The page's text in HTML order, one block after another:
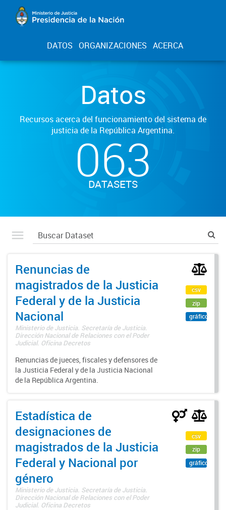
DATOS ORGANIZACIONES ACERCA
Datos
Recursos acerca del funcionamiento del sistema de
justicia de la República Argentina.
063
DATASETS
Renuncias de
magistrados de la Justicia
Federal y de la Justicia
Nacional
Ministerio de Justicia. Secretaría de Justicia.
Dirección Nacional de Relaciones con el Poder
Judicial. Oficina Decretos
Renuncias de jueces, fiscales y defensores de
la Justicia Federal y de la Justicia Nacional
de la República Argentina.
csv
zip
gráfico
Estadística de
designaciones de
magistrados de la Justicia
Federal y Nacional por
género
Ministerio de Justicia. Secretaría de Justicia.
Dirección Nacional de Relaciones con el Poder
Judicial. Oficina Decretos
csv
zip
gráfico